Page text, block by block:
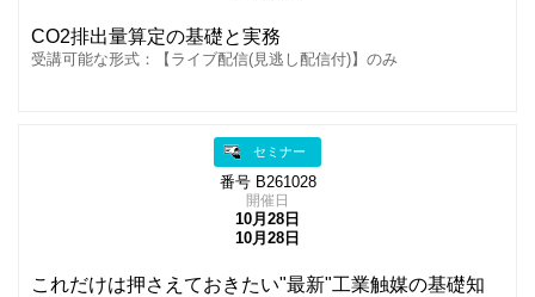
CO2排出量算定の基礎と実務
受講可能な形式：【ライブ配信(見逃し配信付)】のみ
セミナー
番号 B261028
開催日
10月28日
10月28日
これだけは押さえておきたい"最新"工業触媒の基礎知